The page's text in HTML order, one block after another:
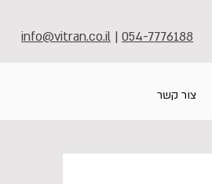
info@vitran.co.il | 054-7776188
צור קשר